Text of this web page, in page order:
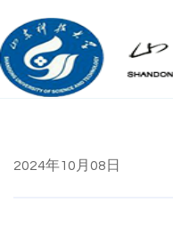
2024年10月08日